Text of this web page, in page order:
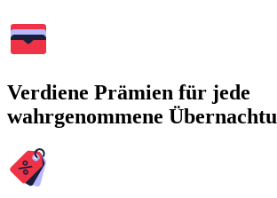
Verdiene Prämien für jede
wahrgenommene